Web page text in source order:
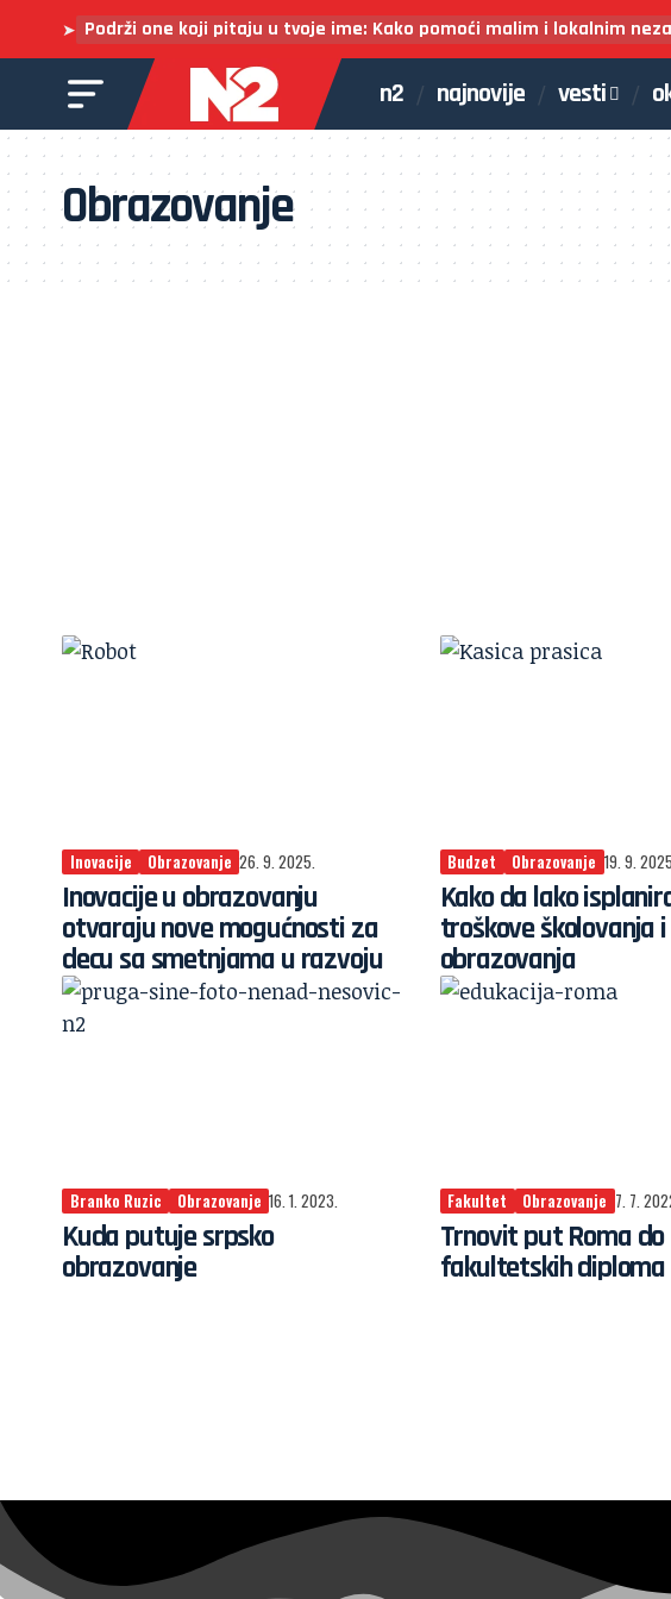
➤ Podrži one koji pitaju u tvoje ime: Kako pomoći malim i lokalnim
n2 najnovije vesti
Obrazovanje
Inovacije Obrazovanje 26. 9. 2025.
Inovacije u obrazovanju
otvaraju nove mogućnosti za
decu sa smetnjama u razvoju
Budzet Obrazovanje 19. 9. 2025.
Kako da lako
troškove školovanja i
obrazovanja
Branko Ruzic Obrazovanje 16. 1. 2023.
Kuda putuje srpsko
obrazovanje
Fakultet Obrazovanje 7. 7.
Trnovit put Roma do
fakultetskih diploma